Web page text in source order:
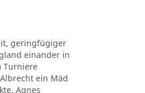
geringfügiger
einander in
Turniere
ein Mäd
Agnes